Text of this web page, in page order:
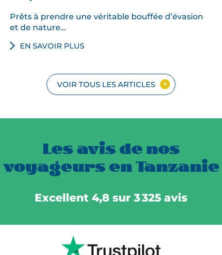
Prêts à prendre une véritable bouffée d’évasion
et de nature…
EN SAVOIR PLUS
VOIR TOUS LES ARTICLES
Les avis de nos
voyageurs en Tanzanie
Excellent 4,8 sur 3 325 avis